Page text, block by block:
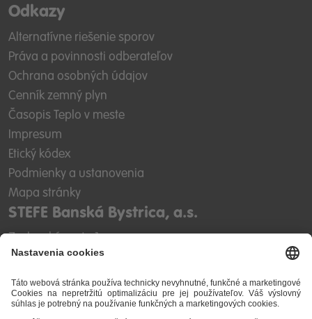
Odkazy
Alternatívne riešenie sporov
Práva a povinnosti odberateľov
Ochrana osobných údajov
Cenník zemný plyn
Časopis Teplo v meste
Impresum
Etický kódex
Podmienky a ustanovenia
Mapa stránky
STEFE Banská Bystrica, a.s.
Zvolenská cesta 1
974 05 Banská Bystrica
IČO: 36 024 473
IČ DPH: SK2020091667